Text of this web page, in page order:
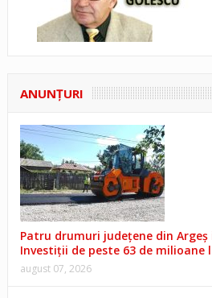
ANUNŢURI
Patru drumuri județene din
Investiții de peste 63 de milioane
august 07, 2026